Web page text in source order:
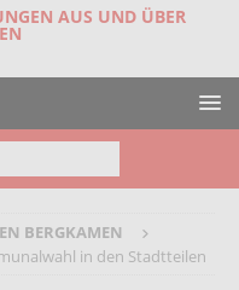
AUS UND ÜBER
BERGKAMEN
in den Stadtteilen